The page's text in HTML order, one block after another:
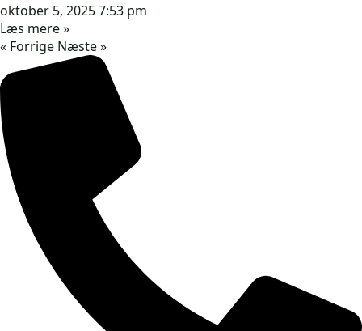
oktober 5, 20257:53 pm
Læs mere »
« Forrige Næste »